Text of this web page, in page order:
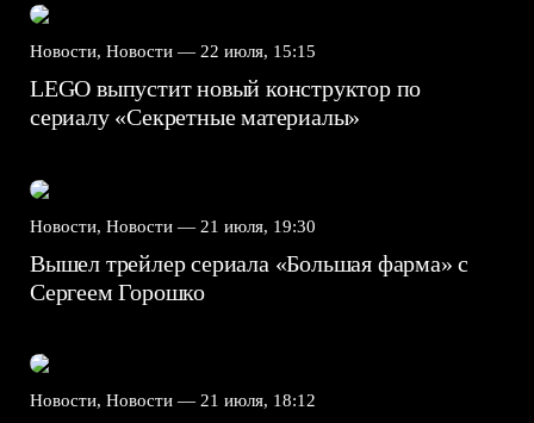
Новости, Новости — 22 июля, 15:15
LEGO выпустит новый конструктор по
сериалу «Секретные материалы»
Новости, Новости — 21 июля, 19:30
Вышел трейлер сериала «Большая фарма» с
Сергеем Горошко
Новости, Новости — 21 июля, 18:12